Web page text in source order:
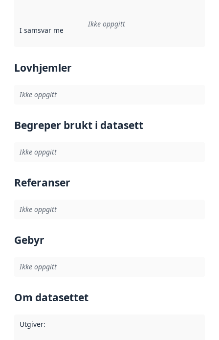
I samsvar med Referanse til en implementasjonsregel
Ikke oppgitt
Lovhjemler
Ikke oppgitt
Begreper brukt i datasett
Ikke oppgitt
Referanser
Ikke oppgitt
Gebyr
Ikke oppgitt
Om datasettet
Utgiver: